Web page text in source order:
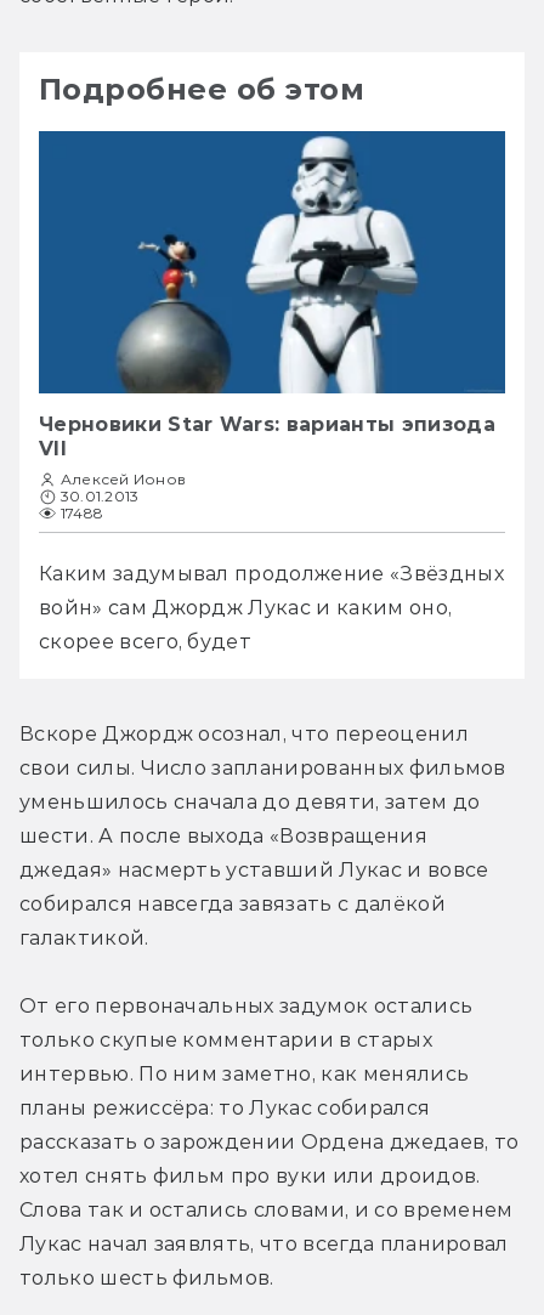
Подробнее об этом
Черновики Star Wars: варианты эпизода
VII
Алексей Ионов
30.01.2013
17488
Каким задумывал продолжение «Звёздных
войн» сам Джордж Лукас и каким оно,
скорее всего, будет
Вскоре Джордж осознал, что переоценил
свои силы. Число запланированных фильмов
уменьшилось сначала до девяти, затем до
шести. А после выхода «Возвращения
джедая» насмерть уставший Лукас и вовсе
собирался навсегда завязать с далёкой
галактикой.
От его первоначальных задумок остались
только скупые комментарии в старых
интервью. По ним заметно, как менялись
планы режиссёра: то Лукас собирался
рассказать о зарождении Ордена джедаев, то
хотел снять фильм про вуки или дроидов.
Слова так и остались словами, и со временем
Лукас начал заявлять, что всегда планировал
только шесть фильмов.